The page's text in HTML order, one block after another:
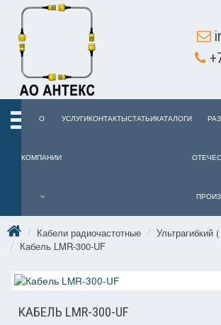
О
КОМПАНИИ
УСЛУГИКОНТАКТЫСТАТЬИКАТАЛОГИ
Кабели радиочастотные
Ультрагибкий
Кабель LMR-300-UF
КАБЕЛЬ LMR-300-UF